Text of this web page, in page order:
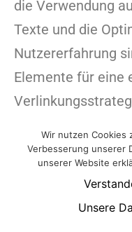
die Verwendung
Texte und die
Nutzererfahrung
Elemente für eine
Tools zur
Analyse
Wir nutzen Cookies
Verbesserung unserer
unserer Website
Unsere